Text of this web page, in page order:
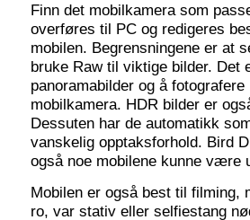
Finn det mobilkamera som
overføres til PC og redigeres
mobilen. Begrensningene er at
bruke Raw til viktige bilder. Det
panoramabilder og å
mobilkamera. HDR bilder er
Dessuten har de automatikk
vanskelig opptaksforhold. Bird
også noe mobilene kunne være
Mobilen er også best til filming,
ro, var stativ eller selfiestang